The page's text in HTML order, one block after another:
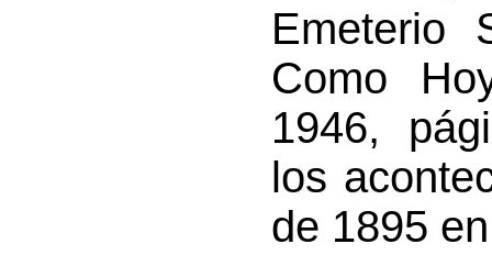
Emeterio
Como
1946,
los
de 1895